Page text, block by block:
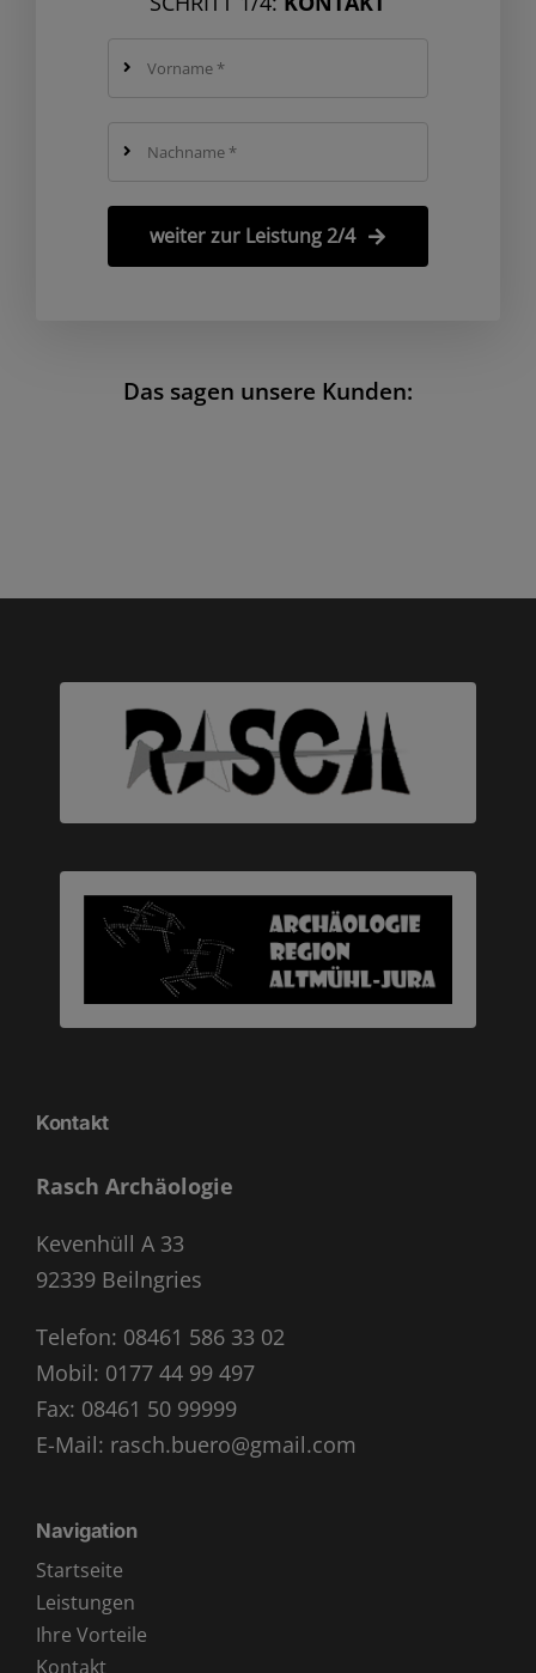
Das sagen unsere Kunden:
weiter zur Leistung 2/4
Kontakt
Rasch Archäologie
Kevenhüll A 33
92339 Beilngries
Telefon: 08461 586 33 02
Mobil: 0177 44 99 497
Fax: 08461 50 99999
E-Mail: rasch.buero@gmail.com
Navigation
Startseite
Leistungen
Ihre Vorteile
Kontakt